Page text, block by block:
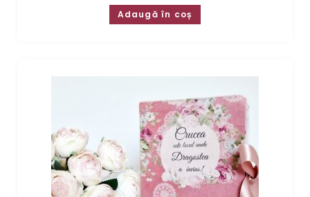
Adaugă în coș